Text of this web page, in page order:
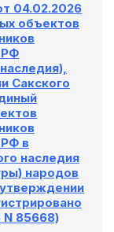
04.02.2026
объектов
РФ
Сакского
РФ в
наследия
народов
85668)